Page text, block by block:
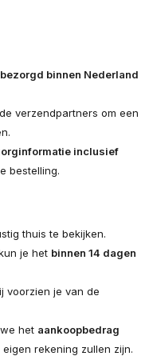
binnen Nederland
verzendpartners om een
inclusief
bestelling.
thuis te bekijken.
je het binnen 14 dagen
voorzien je van de
het aankoopbedrag
rekening zullen zijn.